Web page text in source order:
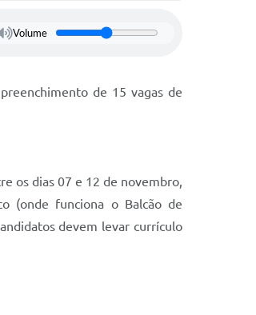
Volume
de 15 vagas de
os dias 07 e 12 de novembro,
(onde funciona o Balcão de
devem levar currículo